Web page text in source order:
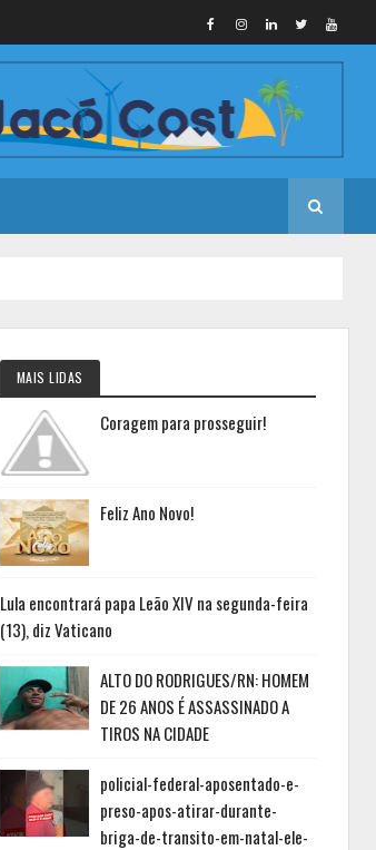
MAIS LIDAS
Coragem para prosseguir!
Feliz Ano Novo!
Lula encontrará papa Leão XIV na segunda-feira
(13), diz Vaticano
ALTO DO RODRIGUES/RN: HOMEM
DE 26 ANOS É ASSASSINADO A
TIROS NA CIDADE
policial-federal-aposentado-e-
preso-apos-atirar-durante-
briga-de-transito-em-natal-ele-